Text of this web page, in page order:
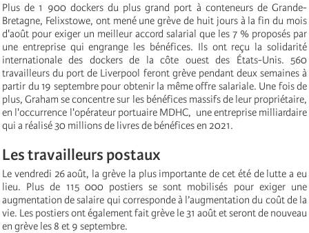
Plus de 1 900 dockers du plus grand port à conteneurs de Grande-
Bretagne, Felixstowe, ont mené une grève de huit jours à la fin du mois
d'août pour exiger un meilleur accord salarial que les 7 % proposés par
une entreprise qui engrange les bénéfices. Ils ont reçu la solidarité
internationale des dockers de la côte ouest des États-Unis. 560
travailleurs du port de Liverpool feront grève pendant deux semaines à
partir du 19 septembre pour obtenir la même offre salariale. Une fois de
plus, Graham se concentre sur les bénéfices massifs de leur propriétaire,
en l'occurrence l'opérateur portuaire MDHC, une entreprise milliardaire
qui a réalisé 30 millions de livres de bénéfices en 2021.
Les travailleurs postaux
Le vendredi 26 août, la grève la plus importante de cet été de lutte a eu
lieu. Plus de 115 000 postiers se sont mobilisés pour exiger une
augmentation de salaire qui corresponde à l’augmentation du coût de la
vie. Les postiers ont également fait grève le 31 août et seront de nouveau
en grève les 8 et 9 septembre.